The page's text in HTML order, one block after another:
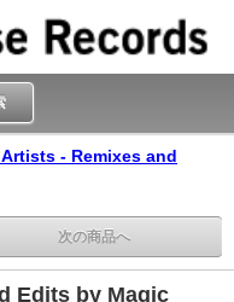
- Remixes and
次の商品へ
Edits by Magic